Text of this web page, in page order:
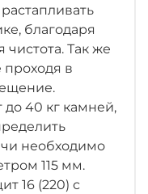
благодаря
чистота. Так же
проходя в
40 кг камней,
необходимо
115 мм.
16 (220) с